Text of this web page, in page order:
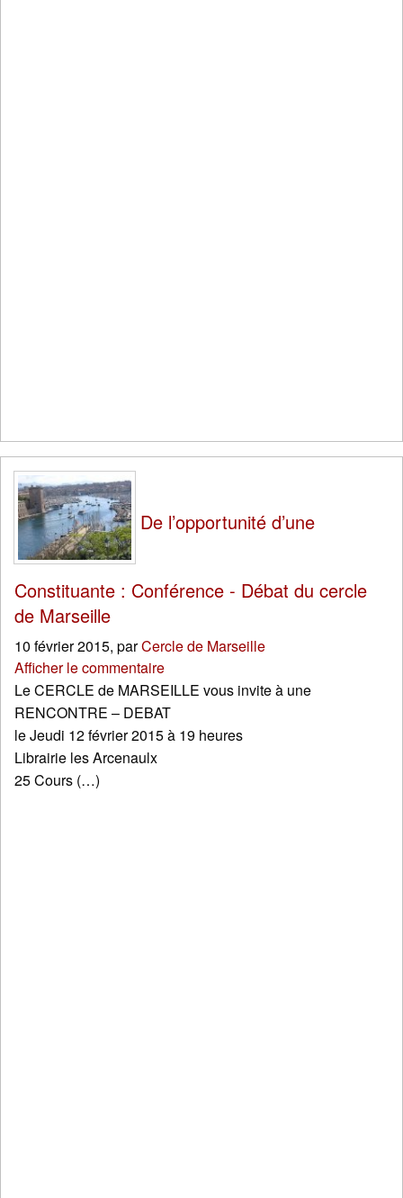
De l’opportunité d’une
Constituante : Conférence - Débat du cercle
de Marseille
10 février 2015, parCercle de Marseille
Afficher le commentaire
Le CERCLE de MARSEILLE vous invite à une
RENCONTRE – DEBAT
le Jeudi 12 février 2015 à 19 heures
Librairie les Arcenaulx
25 Cours (…)